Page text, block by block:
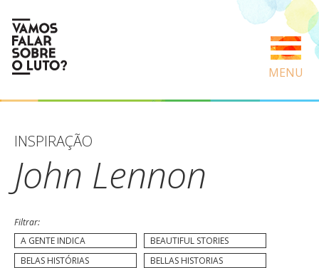
MENU
INSPIRAÇÃO
John Lennon
Filtrar:
A GENTE INDICA
BEAUTIFUL STORIES
BELAS HISTÓRIAS
BELLAS HISTORIAS